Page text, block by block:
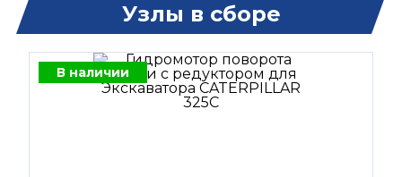
Узлы в сборе
В наличии